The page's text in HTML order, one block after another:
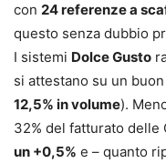
con 24 referenze a
questo senza dubbio
I sistemi Dolce Gusto
si attestano su un
12,5% in volume).
32% del fatturato delle
un +0,5% e – quanto